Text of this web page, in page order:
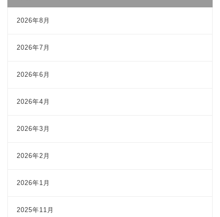
2026年8月
2026年7月
2026年6月
2026年4月
2026年3月
2026年2月
2026年1月
2025年11月